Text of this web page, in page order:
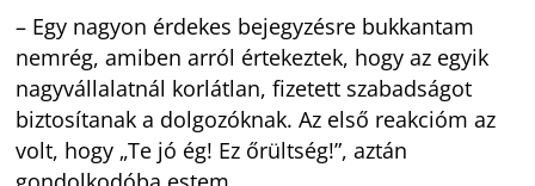
– Egy nagyon érdekes bejegyzésre bukkantam
nemrég, amiben arról értekeztek, hogy az egyik
nagyvállalatnál korlátlan, fizetett szabadságot
biztosítanak a dolgozóknak. Az első reakcióm az
volt, hogy „Te jó ég! Ez őrültség!”, aztán